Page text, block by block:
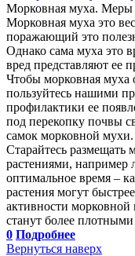
Морковная муха. Меры
Морковная муха это
поражающий это
Однако сама муха это
вред представляют ее
Чтобы морковная муха
пользуйтесь нашими
профилактики ее
под перекопку почвы
самок морковной мухи.
Старайтесь размещать
растениями, например
оптимальное время –
растения могут
активности
станут более
0 Подробнее
Вернуться наверх